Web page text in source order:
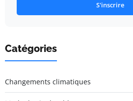
S'inscrire
Catégories
Changements climatiques